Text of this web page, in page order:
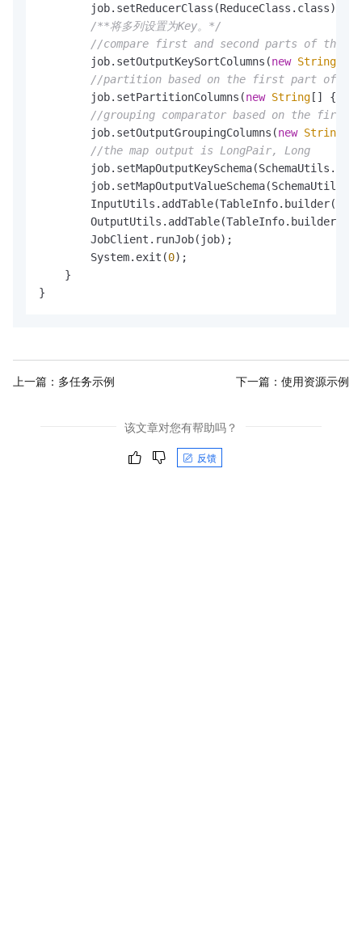
        job.setReducerClass(ReduceClass.class);
/**将多列设置为Key。*/
//compare first and second parts of the
        job.setOutputKeySortColumns(
new String
//partition based on the first part of
        job.setPartitionColumns(
new String [] {
//grouping comparator based on the
        job.setOutputGroupingColumns(
new String
//the map output is LongPair, Long
        JobClient.runJob(job);
        System.exit(
0);
    }
}
上一篇： 多任务示例 下一篇： 使用资源示例
该文章对您有帮助吗？
反馈